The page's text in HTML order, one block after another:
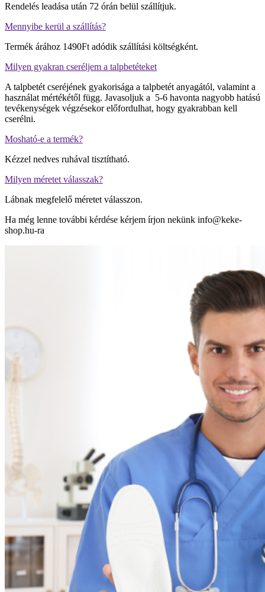
Rendelés leadása után 72 órán belül szállítjuk.
Mennyibe kerül a szállítás?
Termék árához 1490Ft adódik szállítási költségként.
Milyen gyakran cseréljem a talpbetéteket
A talpbetét cseréjének gyakorisága a talpbetét anyagától, valamint a
használat mértékétől függ. Javasoljuk a 5-6 havonta nagyobb hatású
tevékenységek végzésekor előfordulhat, hogy gyakrabban kell
cserélni.
Mosható-e a termék?
Kézzel nedves ruhával tisztítható.
Milyen méretet válasszak?
Lábnak megfelelő méretet válasszon.
Ha még lenne további kérdése kérjem írjon nekünk info@keke-
shop.hu-ra